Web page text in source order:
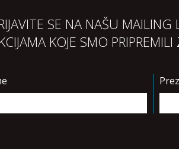
SE NA NAŠU
KOJE SMO PRIPREMILI